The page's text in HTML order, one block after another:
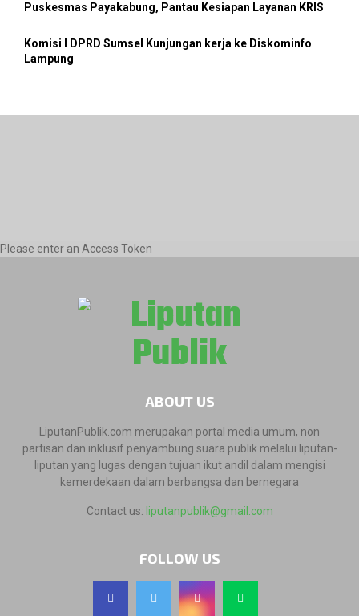
Puskesmas Payakabung, Pantau Kesiapan Layanan KRIS
Komisi I DPRD Sumsel Kunjungan kerja ke Diskominfo
Lampung
Please enter an Access Token
ABOUT US
LiputanPublik.com merupakan portal media umum, non
partisan dan inklusif penyambung suara publik melalui liputan-
liputan yang lugas dengan tujuan ikut andil dalam mengisi
kemerdekaan dalam berbangsa dan bernegara
Contact us: liputanpublik@gmail.com
FOLLOW US